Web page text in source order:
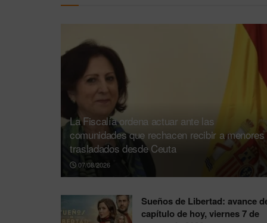
La Fiscalía ordena actuar ante las
comunidades que rechacen recibir a menores
trasladados desde Ceuta
07/08/2026
Sueños de Libertad: avance
capítulo de hoy, viernes 7 de